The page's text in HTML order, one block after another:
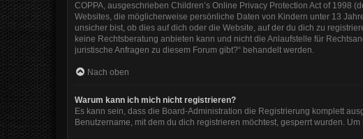
COPPA, ausgeschrieben Children’s Online Privacy Protection Act of 1998
Websites, die möglicherweise persönliche Daten von Kindern unter 13
unsicher bist, ob dies auf dich oder die Website, auf der du dich zu
keine Rechtsberatung anbieten kann und nicht die Anlaufstelle für
juristische Anfragen zu diesem Forum gibt?“ behandelt werden.
Nach oben
Warum kann ich mich nicht registrieren?
Es kann sein, dass die Board-Administration die Registrierung komplett
Benutzername, mit dem du dich registrieren möchtest, gesperrt wurden.